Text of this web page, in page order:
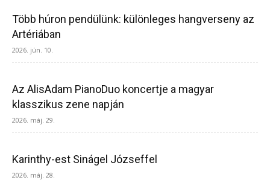
Több húron pendülünk: különleges hangverseny az
Artériában
2026. jún. 10.
Az AlisAdam PianoDuo koncertje a magyar
klasszikus zene napján
2026. máj. 29.
Karinthy-est Sinágel Józseffel
2026. máj. 28.